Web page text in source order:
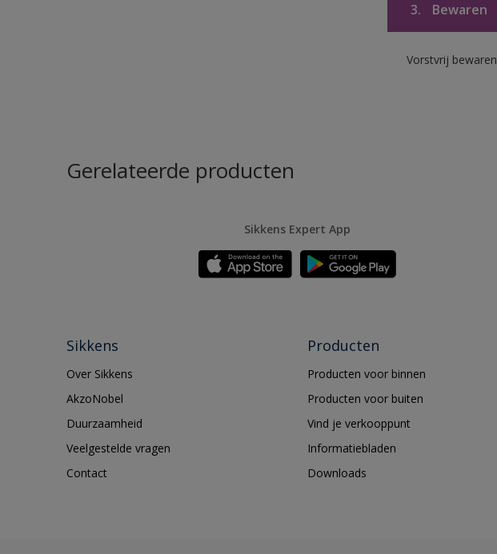
3. Bewaren
Vorstvrij bewaren
Gerelateerde producten
Sikkens Expert App
Sikkens
Over Sikkens
AkzoNobel
Duurzaamheid
Veelgestelde vragen
Contact
Producten
Producten voor binnen
Producten voor buiten
Vind je verkooppunt
Informatiebladen
Downloads